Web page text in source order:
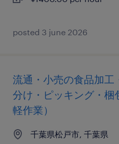
posted 3 june 2026
流通・小売の食品加工
分け・ピッキング・梱
軽作業）
千葉県松戸市, 千葉県